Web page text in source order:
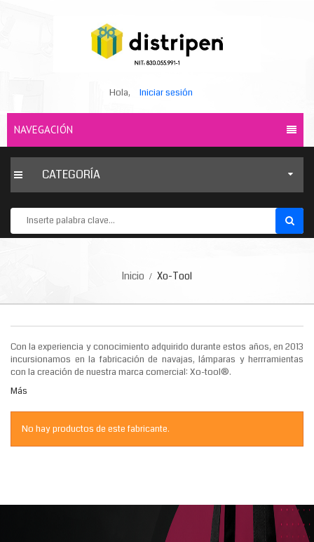
Hola, Iniciar sesión
NAVEGACIÓN
CATEGORÍA
Inicio Xo-Tool
Con la experiencia y conocimiento adquirido durante estos años, en 2013
incursionamos en la fabricación de navajas, lámparas y herrramientas
con la creación de nuestra marca comercial: Xo-tool®.
Más
No hay productos de este fabricante.